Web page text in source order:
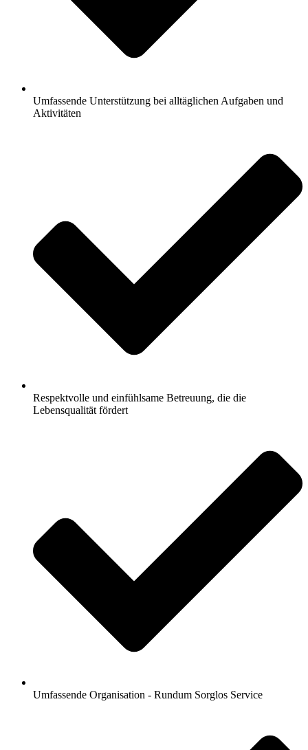
Umfassende Unterstützung bei alltäglichen Aufgaben und
Aktivitäten
Respektvolle und einfühlsame Betreuung, die die
Lebensqualität fördert
Umfassende Organisation - Rundum Sorglos Service